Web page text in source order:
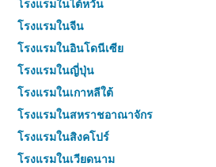
โรงแรมในไต้หวัน
โรงแรมในจีน
โรงแรมในอินโดนีเซีย
โรงแรมในญี่ปุ่น
โรงแรมในเกาหลีใต้
โรงแรมในสหราชอาณาจักร
โรงแรมในสิงคโปร์
โรงแรมในเวียดนาม